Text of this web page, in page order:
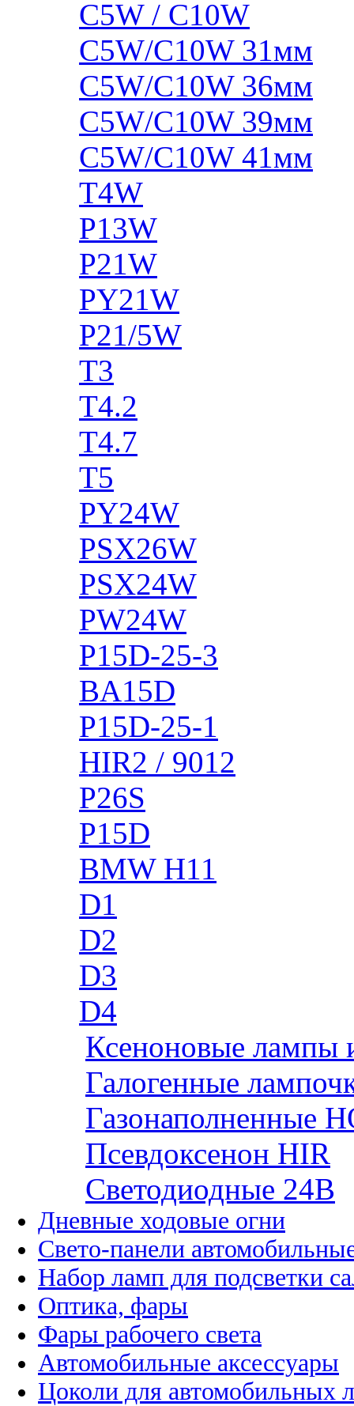
C5W / C10W
C5W/C10W 31мм
C5W/C10W 36мм
C5W/C10W 39мм
C5W/C10W 41мм
T4W
P13W
P21W
PY21W
P21/5W
T3
T4.2
T4.7
T5
PY24W
PSX26W
PSX24W
PW24W
P15D-25-3
BA15D
P15D-25-1
HIR2 / 9012
P26S
P15D
BMW H11
D1
D2
D3
D4
Ксеноновые лампы
Галогенные
Газонаполненные
Псевдоксенон HIR
Cветодиодные 24B
Дневные ходовые огни
Свето-панели
Набор ламп для подсветки
Оптика, фары
Фары рабочего света
Автомобильные аксессуары
Цоколи для автомобильных